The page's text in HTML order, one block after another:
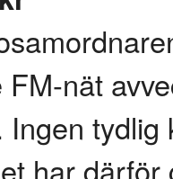
FM-nät
Ingen
har